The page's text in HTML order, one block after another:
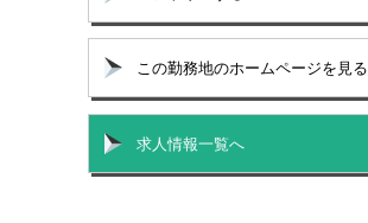
この勤務地のホームページを見る
求人情報一覧へ